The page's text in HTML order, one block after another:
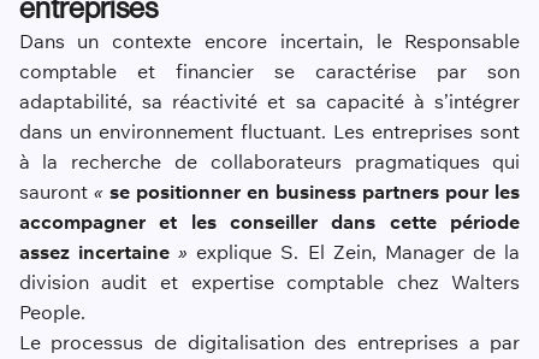
entreprises
Dans un contexte encore incertain, le Responsable
comptable et financier se caractérise par son
adaptabilité, sa réactivité et sa capacité à s’intégrer
dans un environnement fluctuant. Les entreprises sont
à la recherche de collaborateurs pragmatiques qui
sauront « se positionner en business partners pour les
accompagner et les conseiller dans cette période
assez incertaine » explique S. El Zein, Manager de la
division audit et expertise comptable chez Walters
People.
Le processus de digitalisation des entreprises a par